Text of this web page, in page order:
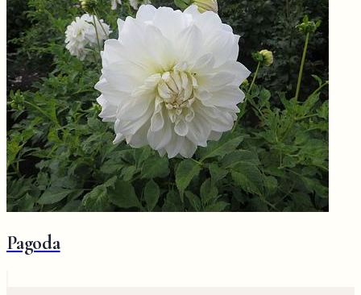
Pagoda